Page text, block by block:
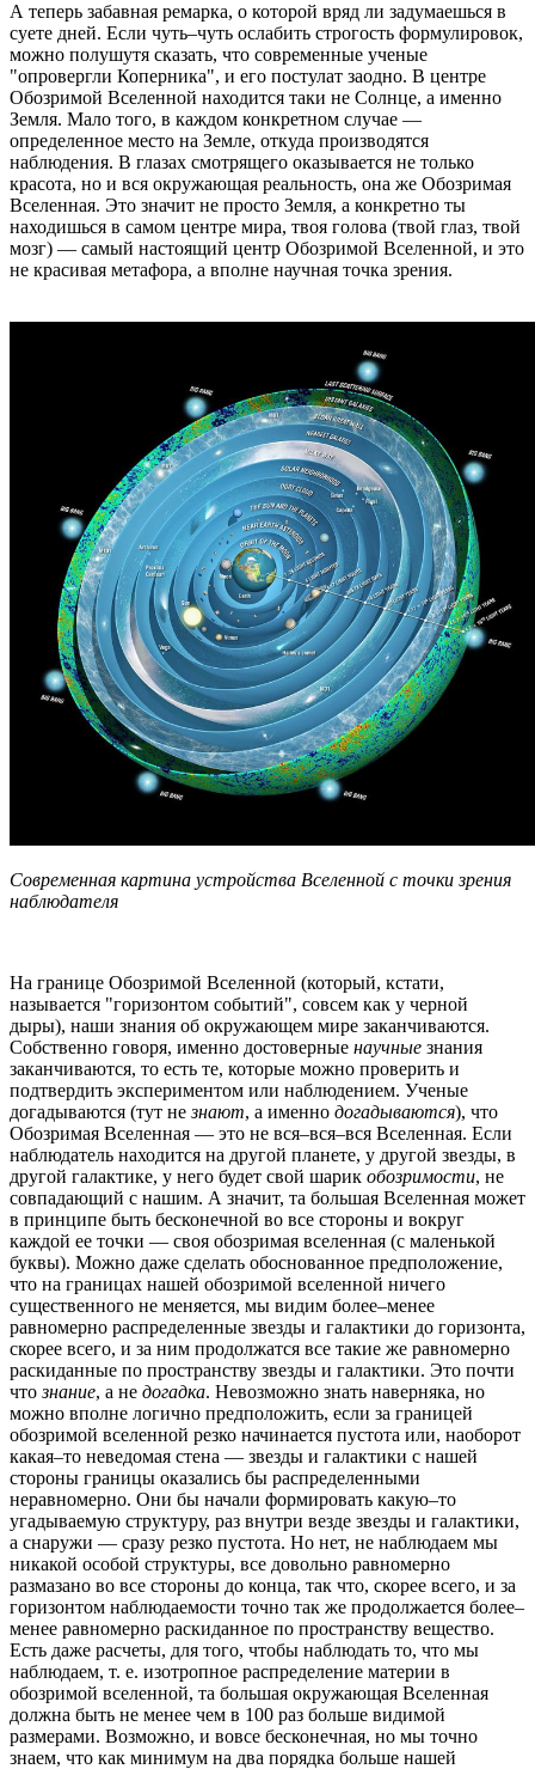
А теперь забавная ремарка, о которой вряд ли задумаешься в
суете дней. Если чуть–чуть ослабить строгость формулировок,
можно полушутя сказать, что современные ученые
"опровергли Коперника", и его постулат заодно. В центре
Обозримой Вселенной находится таки не Солнце, а именно
Земля. Мало того, в каждом конкретном случае —
определенное место на Земле, откуда производятся
наблюдения. В глазах смотрящего оказывается не только
красота, но и вся окружающая реальность, она же Обозримая
Вселенная. Это значит не просто Земля, а конкретно ты
находишься в самом центре мира, твоя голова (твой глаз, твой
мозг) — самый настоящий центр Обозримой Вселенной, и это
не красивая метафора, а вполне научная точка зрения.
Современная картина устройства Вселенной с точки зрения
наблюдателя
На границе Обозримой Вселенной (который, кстати,
называется "горизонтом событий", совсем как у черной
дыры), наши знания об окружающем мире заканчиваются.
Собственно говоря, именно достоверные научные знания
заканчиваются, то есть те, которые можно проверить и
подтвердить экспериментом или наблюдением. Ученые
догадываются (тут незнают, а именно догадываются), что
Обозримая Вселенная — это не вся–вся–вся Вселенная. Если
наблюдатель находится на другой планете, у другой звезды, в
другой галактике, у него будет свой шарик обозримости, не
совпадающий с нашим. А значит, та большая Вселенная может
в принципе быть бесконечной во все стороны и вокруг
каждой ее точки — своя обозримая вселенная (с маленькой
буквы). Можно даже сделать обоснованное предположение,
что на границах нашей обозримой вселенной ничего
существенного не меняется, мы видим более–менее
равномерно распределенные звезды и галактики до горизонта,
скорее всего, и за ним продолжатся все такие же равномерно
раскиданные по пространству звезды и галактики. Это почти
чтознание, а не догадка. Невозможно знать наверняка, но
можно вполне логично предположить, если за границей
обозримой вселенной резко начинается пустота или, наоборот
какая–то неведомая стена — звезды и галактики с нашей
стороны границы оказались бы распределенными
неравномерно. Они бы начали формировать какую–то
угадываемую структуру, раз внутри везде звезды и галактики,
а снаружи — сразу резко пустота. Но нет, не наблюдаем мы
никакой особой структуры, все довольно равномерно
размазано во все стороны до конца, так что, скорее всего, и за
горизонтом наблюдаемости точно так же продолжается более–
менее равномерно раскиданное по пространству вещество.
Есть даже расчеты, для того, чтобы наблюдать то, что мы
наблюдаем, т. е. изотропное распределение материи в
обозримой вселенной, та большая окружающая Вселенная
должна быть не менее чем в 100 раз больше видимой
размерами. Возможно, и вовсе бесконечная, но мы точно
знаем, что как минимум на два порядка больше нашей